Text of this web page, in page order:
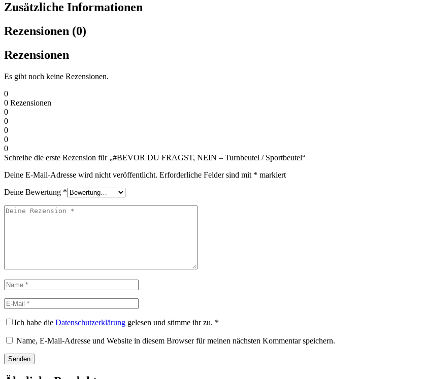
Zusätzliche Informationen
Rezensionen (0)
Rezensionen
Es gibt noch keine Rezensionen.
0
0 Rezensionen
0
0
0
0
0
Schreibe die erste Rezension für „#BEVOR DU FRAGST, NEIN – Turnbeutel / Sportbeutel“
Deine E-Mail-Adresse wird nicht veröffentlicht. Erforderliche Felder sind mit * markiert
Deine Bewertung *
Deine
Name
E-
Mail
Ich habe die Datenschutzerklärung gelesen und stimme ihr zu. *
Name, E-Mail-Adresse und Website in diesem Browser für meinen nächsten Kommentar speichern.